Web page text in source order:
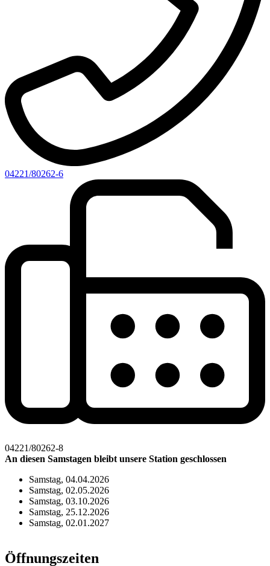
04221/80262-6
04221/80262-8
An diesen Samstagen bleibt unsere Station geschlossen
Samstag, 04.04.2026
Samstag, 02.05.2026
Samstag, 03.10.2026
Samstag, 25.12.2026
Samstag, 02.01.2027
Öffnungszeiten